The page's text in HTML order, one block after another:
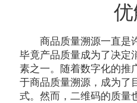
商品质量溯源一直是
毕竟产品质量成为了决定
素之一。随着数字化的推
于商品质量溯源，成为了
式。然而，二维码的质量